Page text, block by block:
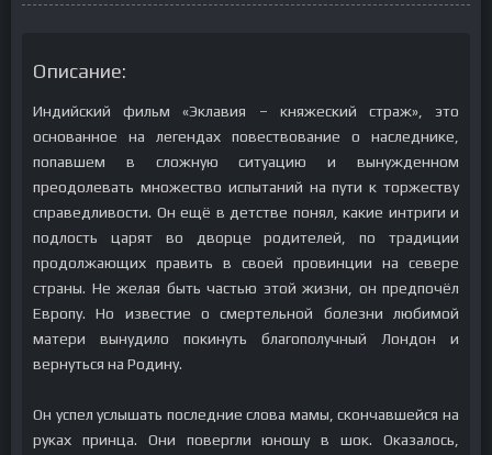
Описание:
Индийский фильм «Эклавия – княжеский страж», это
основанное на легендах повествование о наследнике,
попавшем в сложную ситуацию и вынужденном
преодолевать множество испытаний на пути к торжеству
справедливости. Он ещё в детстве понял, какие интриги и
подлость царят во дворце родителей, по традиции
продолжающих править в своей провинции на севере
страны. Не желая быть частью этой жизни, он предпочёл
Европу. Но известие о смертельной болезни любимой
матери вынудило покинуть благополучный Лондон и
вернуться на Родину.
Он успел услышать последние слова мамы, скончавшейся на
руках принца. Они повергли юношу в шок. Оказалось,